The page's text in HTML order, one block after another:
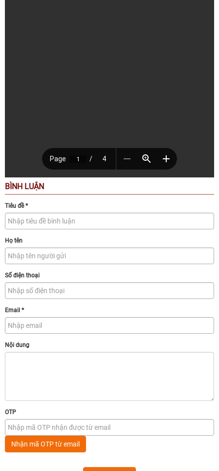
BÌNH LUẬN
Tiêu đề*
Họ tên
Số điện thoại
Email *
Nội dung
OTP
Nhận mã OTP từ email